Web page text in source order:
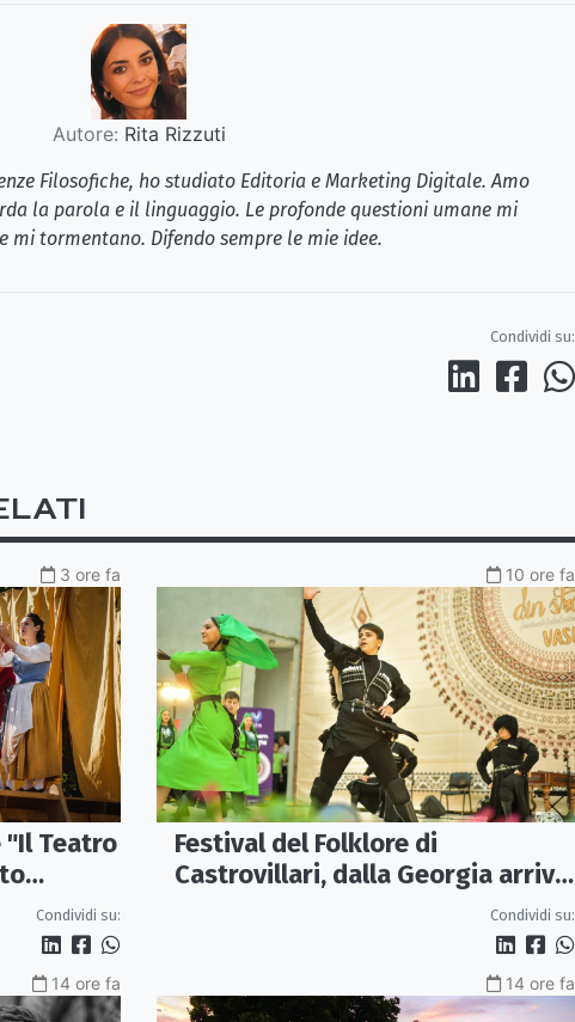
Autore: Rita Rizzuti
Filosofiche, ho studiato Editoria e Marketing Digitale. Amo
la parola e il linguaggio. Le profonde questioni umane mi
mi tormentano. Difendo sempre le mie idee.
Condividi su:
3 ore fa
"Il Teatro
Condividi su:
10 ore fa
Festival del Folklore di
Castrovillari, dalla Georgia arriva
Condividi su:
14 ore fa 14 ore fa